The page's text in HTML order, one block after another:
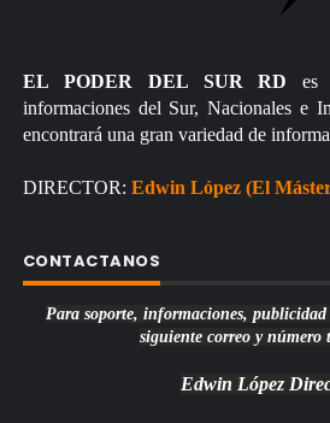
EL PODER DEL SUR RD es
informaciones del Sur, Nacionales e
encontrará una gran variedad de
DIRECTOR: Edwin López (El
CONTACTANOS
Para soporte, informaciones,
siguiente correo y número
Edwin López